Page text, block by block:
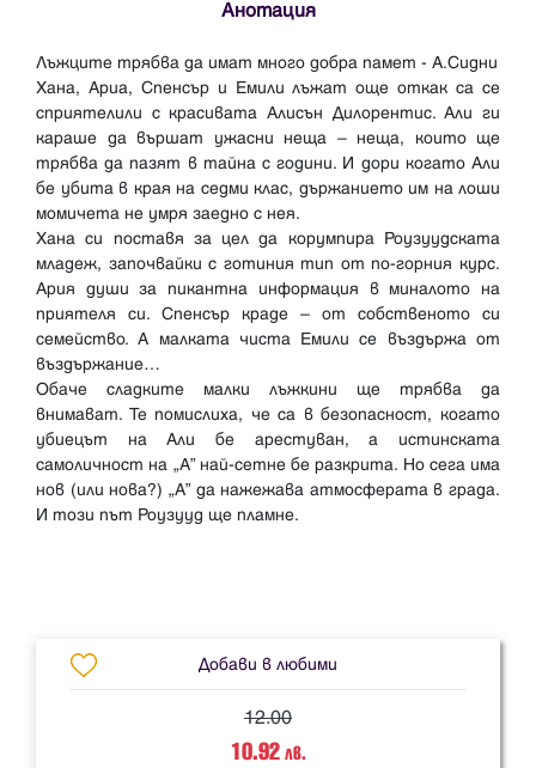
Анотация
Лъжците трябва да имат много добра памет - А.Сидни
Хана, Ариа, Спенсър и Емили лъжат още откак са се
сприятелили с красивата Алисън Дилорентис. Али ги
караше да вършат ужасни неща – неща, които ще
трябва да пазят в тайна с години. И дори когато Али
бе убита в края на седми клас, държанието им на лоши
момичета не умря заедно с нея.
Хана си поставя за цел да корумпира Роузуудската
младеж, започвайки с готиния тип от по-горния курс.
Ария души за пикантна информация в миналото на
приятеля си. Спенсър краде – от собственото си
семейство. А малката чиста Емили се въздържа от
въздържание…
Обаче сладките малки лъжкини ще трябва да
внимават. Те помислиха, че са в безопасност, когато
убиецът на Али бе арестуван, а истинската
самоличност на „А” най-сетне бе разкрита. Но сега има
нов (или нова?) „А” да нажежава атмосферата в града.
И този път Роузууд ще пламне.
Добави в любими
12.00
10.92лв.